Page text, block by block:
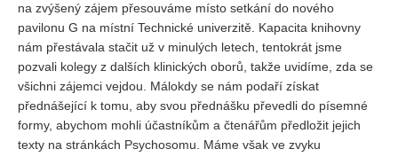
Vydání 3-4/ 2019
Vydání 1-2/ 2019
Vydání 4/2018
Vydání 2-3/2018
Vydání 1-2018
na zvýšený zájem přesouváme místo setkání do nového
pavilonu G na místní Technické univerzitě. Kapacita knihovny
nám přestávala stačit už v minulých letech, tentokrát jsme
pozvali kolegy z dalších klinických oborů, takže uvidíme, zda se
všichni zájemci vejdou. Málokdy se nám podaří získat
přednášející k tomu, aby svou přednášku převedli do písemné
formy, abychom mohli účastníkům a čtenářům předložit jejich
texty na stránkách Psychosomu. Máme však ve zvyku